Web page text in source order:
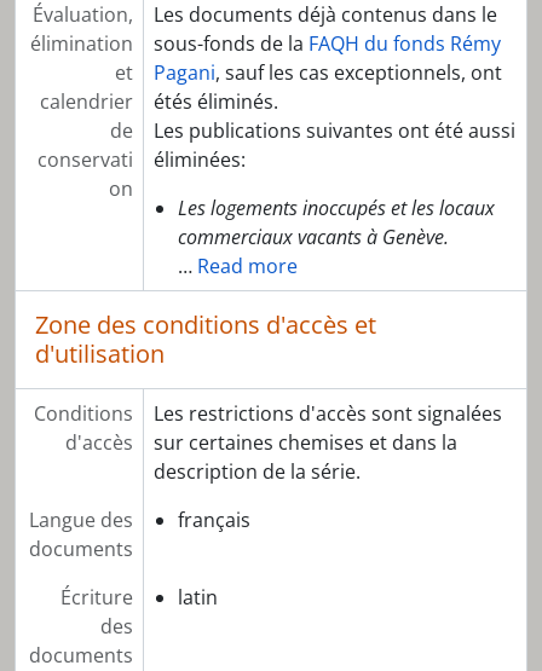
Évaluation,
élimination
et
calendrier
de
conservati
on
Les documents déjà contenus dans le
sous-fonds de la FAQH du fonds Rémy
Pagani, sauf les cas exceptionnels, ont
étés éliminés.
Les publications suivantes ont été aussi
éliminées:
Les logements inoccupés et les locaux
commerciaux vacants à Genève.
… Read more
Zone des conditions d'accès et
d'utilisation
Conditions
d'accès
Les restrictions d'accès sont signalées
sur certaines chemises et dans la
description de la série.
Langue des
documents
français
Écriture
des
documents
latin